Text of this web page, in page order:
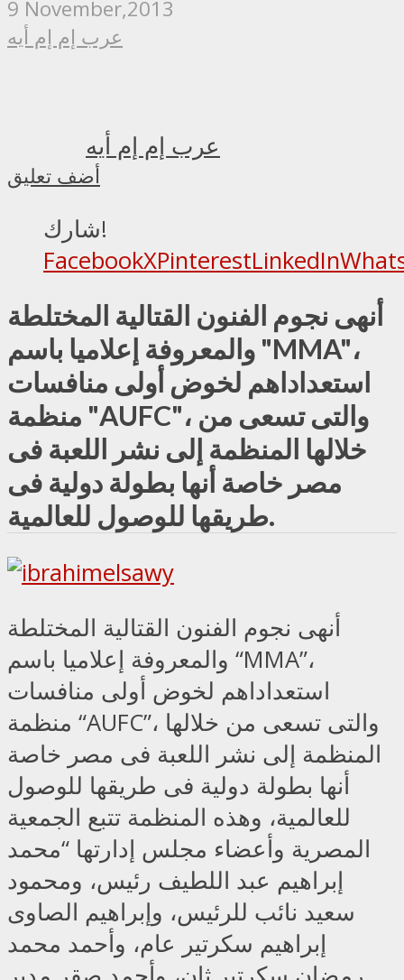
9 November,2013
عرب إم إم أيه
عرب إم إم أيه
أضف تعليق
شارك!
FacebookXPinterestLinkedIn
أنهى نجوم الفنون القتالية المختلطة
والمعروفة إعلاميا باسم "MMA"،
استعداداهم لخوض أولى منافسات
منظمة "AUFC"، والتى تسعى من
خلالها المنظمة إلى نشر اللعبة فى
مصر خاصة أنها بطولة دولية فى
طريقها للوصول للعالمية.
أنهى نجوم الفنون القتالية المختلطة
والمعروفة إعلاميا باسم “MMA”،
استعداداهم لخوض أولى منافسات
منظمة “AUFC”، والتى تسعى من خلالها
المنظمة إلى نشر اللعبة فى مصر خاصة
أنها بطولة دولية فى طريقها للوصول
للعالمية، وهذه المنظمة تتبع الجمعية
المصرية وأعضاء مجلس إدارتها “محمد
إبراهيم عبد اللطيف رئيس، ومحمود
سعيد نائب للرئيس، وإبراهيم الصاوى
إبراهيم سكرتير عام، وأحمد محمد